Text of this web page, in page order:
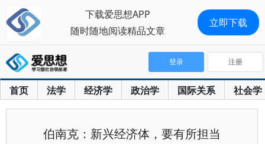
首页 法学 经济学 政治学 国际关系 社会学
登录 注册
伯南克：新兴经济体，要有所担当
下载爱思想APP
随时随地阅读精品文章
立即下载